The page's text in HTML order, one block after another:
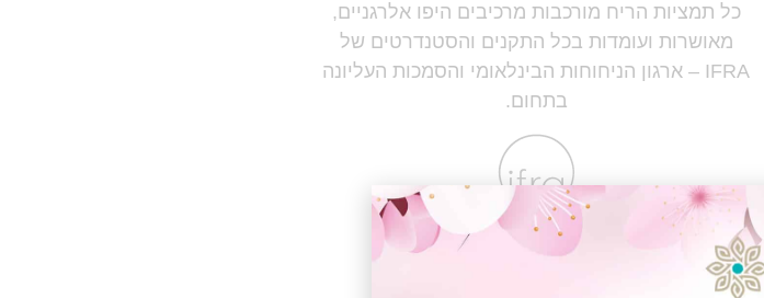
כל תמציות הריח מורכבות מרכיבים היפו אלרגניים,
מאושרות ועומדות בכל התקנים והסטנדרטים של
IFRA – ארגון הניחוחות הבינלאומי והסמכות העליונה
בתחום.